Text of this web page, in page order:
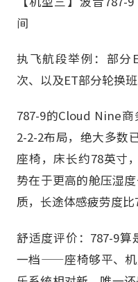
间
执飞航段举例：部分
次、以及ET部分轮换
787-9的Cloud Nine商
2-2-2布局，绝大多数
座椅，床长约78英寸
势在于更高的舱压湿
质，长途体感疲劳度比
舒适度评价：787-9
一档——座椅够平、机